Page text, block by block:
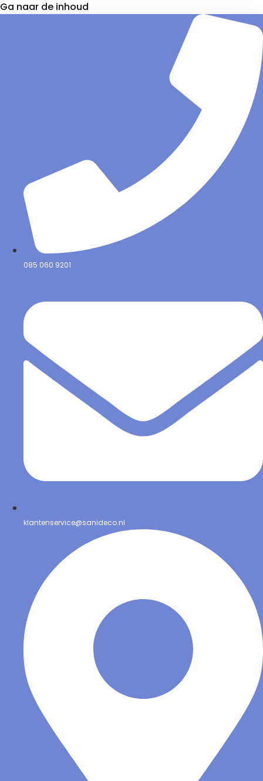
Ga naar de inhoud
085 060 9201
klantenservice@sanideco.nl